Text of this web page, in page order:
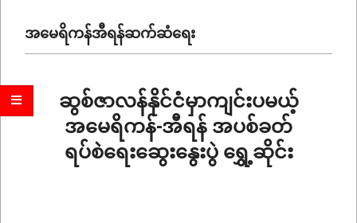
သတင်း
Menuအမေရိကန်အီရန်ဆက်ဆံရေး
ဆွစ်ဇာလန်နိုင်ငံမှာကျင်းပမယ့်
အမေရိကန်-အီရန် အပစ်ခတ်
ရပ်စဲရေးဆွေးနွေးပွဲ ရွှေ့ဆိုင်း
2026-